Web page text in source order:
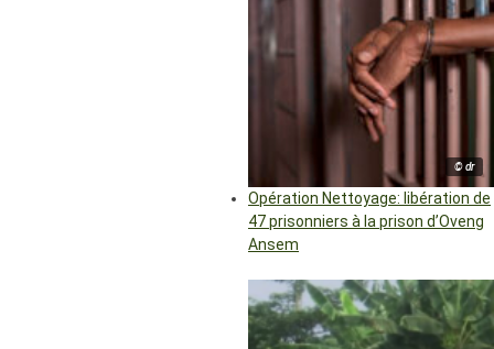
© dr
Opération Nettoyage: libération de
47 prisonniers à la prison d’Oveng
Ansem